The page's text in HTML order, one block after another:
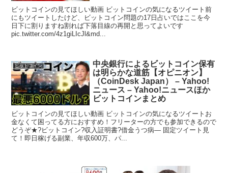
ビットコインの見てほしい動画 ビットコインの気になるツイート前
にもツイートしたけど、ビットコイン問題の17日占いではここを今
日下に割りますね割れば下落目線の再開と思ってよいです
pic.twitter.com/4z1giLIcJl&md...
ビットコイン
中央銀行によるビットコイン保有
は明らかな道筋【オピニオン】
（CoinDesk Japan） – Yahoo!
ニュース – Yahoo!ニュースほか
ビットコインまとめ
ビットコインの見てほしい動画 ビットコインの気になるツイートお
金なくて困ってる方におすすめ！フリーターの方でも参加できるので
どうぞ★?ビットコイン?収入証明書?借金うつ病— 固定ツイート見
て！即日稼げる副業、年収600万、パ...